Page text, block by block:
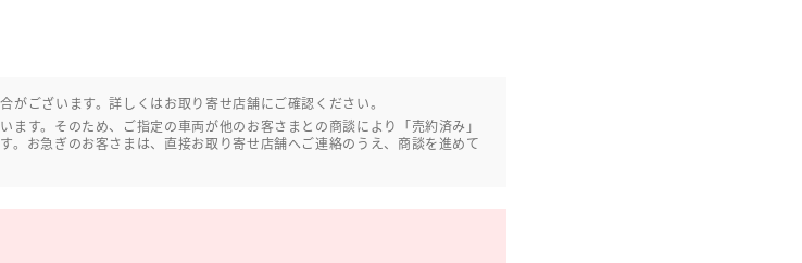
ございます。詳しくはお取り寄せ店舗にご確認ください。
す。そのため、ご指定の車両が他のお客さまとの商談により「売約済み」
。お急ぎのお客さまは、直接お取り寄せ店舗へご連絡のうえ、商談を進めて